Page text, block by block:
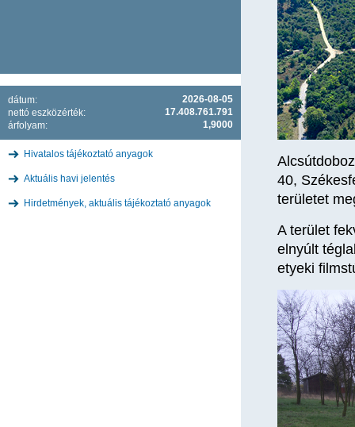
2026-08-05
dátum:
17.408.761.791
nettó eszközérték:
1,9000
árfolyam:
Hivatalos tájékoztató anyagok
Aktuális havi jelentés
Hirdetmények, aktuális tájékoztató anyagok
40,
területet
A terület
elnyúlt
etyeki